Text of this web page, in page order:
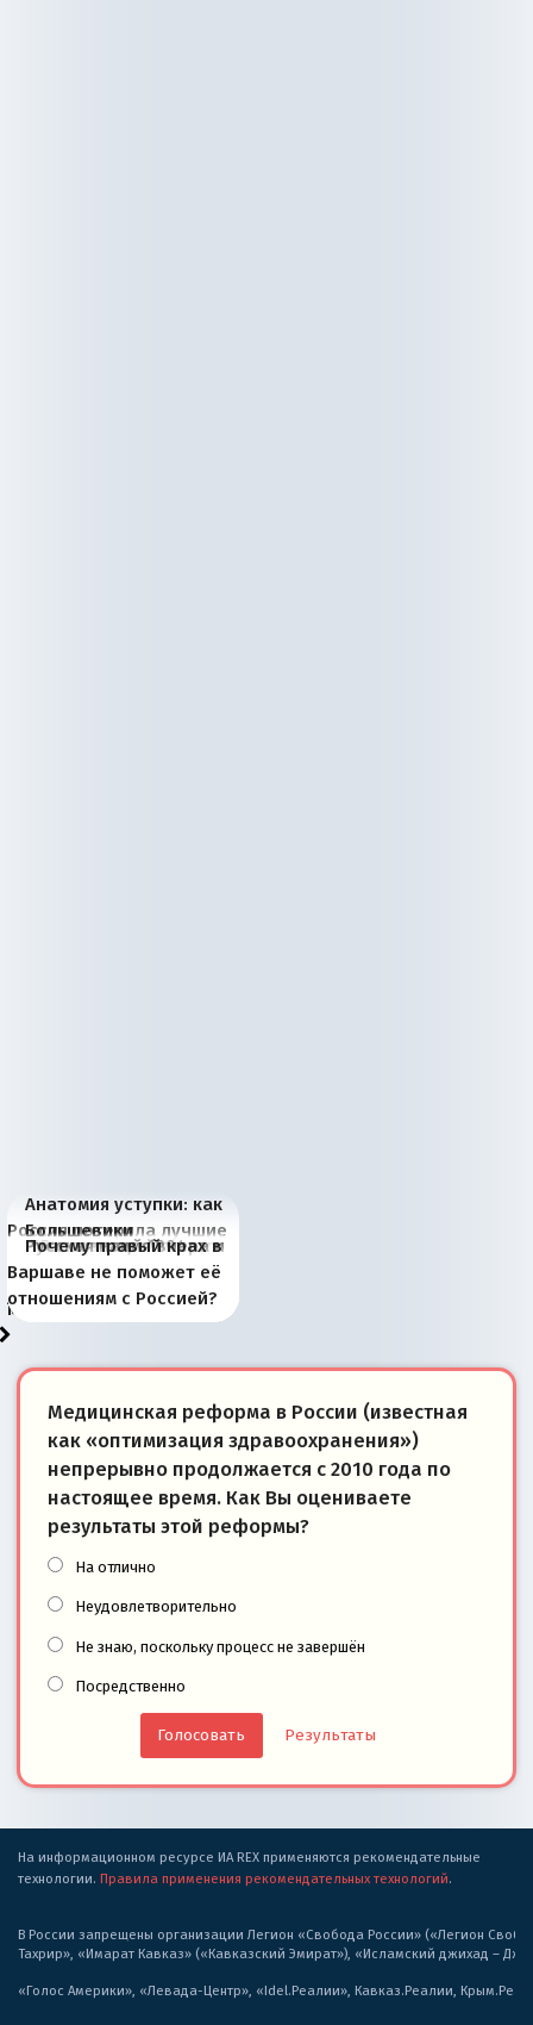
Анатомия уступки: как
Россия потеряла лучшие
рыбопромысловые
районы Баренцева
моря
Большевики
отличаются от «Яблока»
тем, что они -
победители
Киевская марионетка
Запада рассказала о
«переобувании» хозяев
В России назрели
перемены: 15 шагов к
суверенной экономике
Миграционный пожар
Европы
Россия начинает
сбрасывать балласт
Анкориджа
Россия зимой 1904
года: первые уступки во
внутренней политике
Русская нация вчера и
сегодня
Почему правый крах в
Варшаве не поможет её
отношениям с Россией?
Медицинская реформа в России (известная
как «оптимизация здравоохранения»)
непрерывно продолжается с 2010 года по
настоящее время. Как Вы оцениваете
результаты этой реформы?
На отлично
Неудовлетворительно
Не знаю, поскольку процесс не завершён
Посредственно
Результаты
На информационном ресурсе ИА REX применяются рекомендательные
технологии. Правила применения рекомендательных технологий.
В России запрещены организации Легион «Свобода России» («Легион
Тахрир», «Имарат Кавказ» («Кавказский Эмират»), «Исламский джихад –
«Голос Америки», «Левада-Центр», «Idel.Реалии», Кавказ.Реалии,